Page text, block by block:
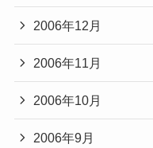
2006年12月
2006年11月
2006年10月
2006年9月